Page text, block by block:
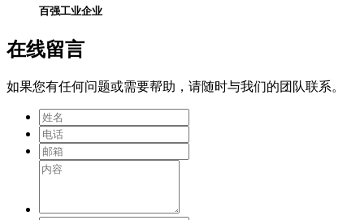
百强工业企业
在线留言
如果您有任何问题或需要帮助，请随时与我们的团队联系。